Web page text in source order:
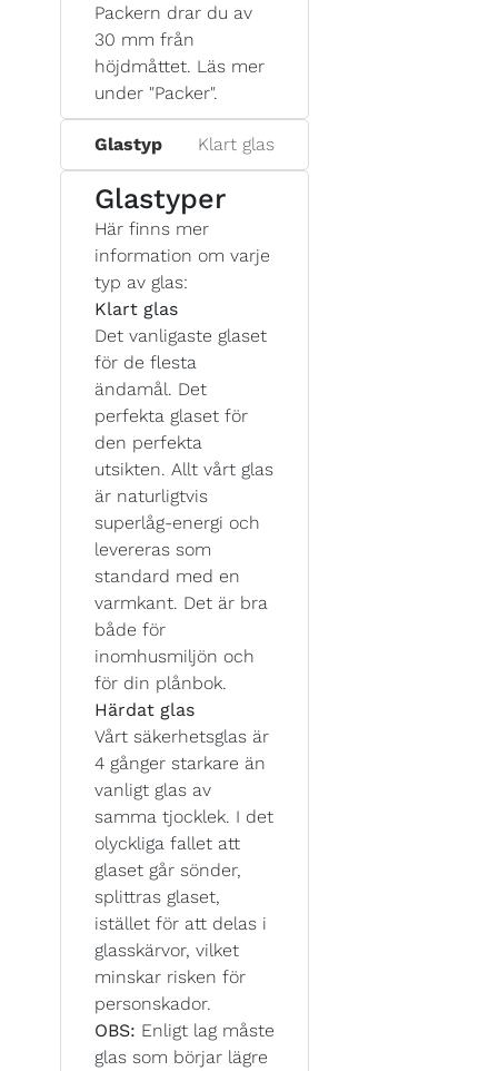
Packern drar du av
30 mm från
höjdmåttet. Läs mer
under "Packer".
Glastyp Klart glas
Glastyper
Här finns mer
information om varje
typ av glas:
Klart glas
Det vanligaste glaset
för de flesta
ändamål. Det
perfekta glaset för
den perfekta
utsikten. Allt vårt glas
är naturligtvis
superlåg-energi och
levereras som
standard med en
varmkant. Det är bra
både för
inomhusmiljön och
för din plånbok.
Härdat glas
Vårt säkerhetsglas är
4 gånger starkare än
vanligt glas av
samma tjocklek. I det
olyckliga fallet att
glaset går sönder,
splittras glaset,
istället för att delas i
glasskärvor, vilket
minskar risken för
personskador.
OBS: Enligt lag måste
glas som börjar lägre